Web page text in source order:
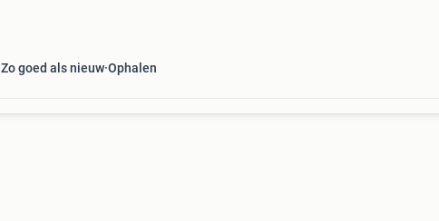
Zo goed als nieuw Ophalen